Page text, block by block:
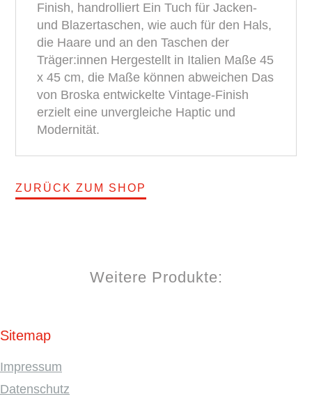
Finish, handrolliert Ein Tuch für Jacken-
und Blazertaschen, wie auch für den Hals,
die Haare und an den Taschen der
Träger:innen Hergestellt in Italien Maße 45
x 45 cm, die Maße können abweichen Das
von Broska entwickelte Vintage-Finish
erzielt eine unvergleiche Haptic und
Modernität.
ZURÜCK ZUM SHOP
Weitere Produkte:
Sitemap
Impressum
Datenschutz